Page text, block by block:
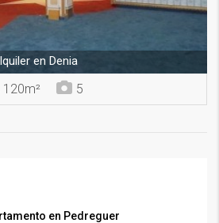
en Denia
120m² 5
en Pedreguer